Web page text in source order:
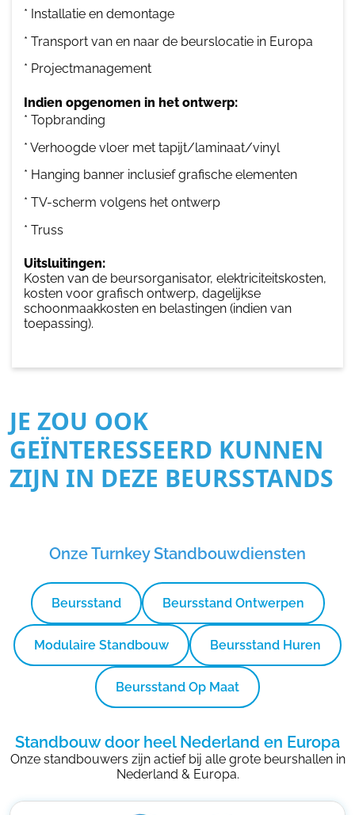
* Installatie en demontage
* Transport van en naar de beurslocatie in Europa
* Projectmanagement
Indien opgenomen in het ontwerp:
* Topbranding
* Verhoogde vloer met tapijt/laminaat/vinyl
* Hanging banner inclusief grafische elementen
* TV-scherm volgens het ontwerp
* Truss
Uitsluitingen:
Kosten van de beursorganisator, elektriciteitskosten,
kosten voor grafisch ontwerp, dagelijkse
schoonmaakkosten en belastingen (indien van
toepassing).
JE ZOU OOK
GEÏNTERESSEERD KUNNEN
ZIJN IN DEZE BEURSSTANDS
Onze Turnkey Standbouwdiensten
Beursstand Beursstand Ontwerpen
Modulaire Standbouw Beursstand Huren
Beursstand Op Maat
Standbouw door heel Nederland en Europa
Onze standbouwers zijn actief bij alle grote beurshallen in
Nederland & Europa.